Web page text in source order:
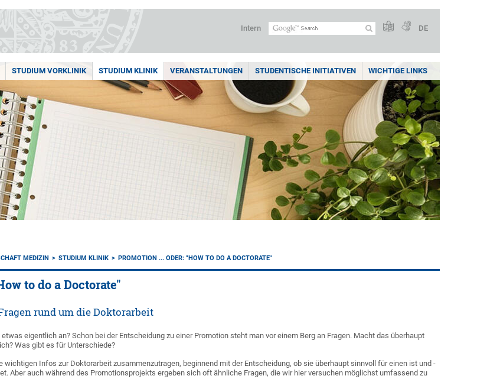
Intern DE
STUDIUM VORKLINIK STUDIUM KLINIK VERANSTALTUNGEN STUDENTISCHE INITIATIVEN WICHTIGE LINKS
MEDIZIN STUDIUM KLINIK PROMOTION ... ODER: "HOW TO DO A DOCTORATE"
to do a Doctorate"
rund um die Doktorarbeit
eigentlich an? Schon bei der Entscheidung zu einer Promotion steht man vor einem Berg an Fragen. Macht das überhaupt
Was gibt es für Unterschiede?
wichtigen Infos zur Doktorarbeit zusammenzutragen, beginnend mit der Entscheidung, ob sie überhaupt sinnvoll für einen ist und -
Aber auch während des Promotionsprojekts ergeben sich oft ähnliche Fragen, die wir hier versuchen möglichst umfassend zu